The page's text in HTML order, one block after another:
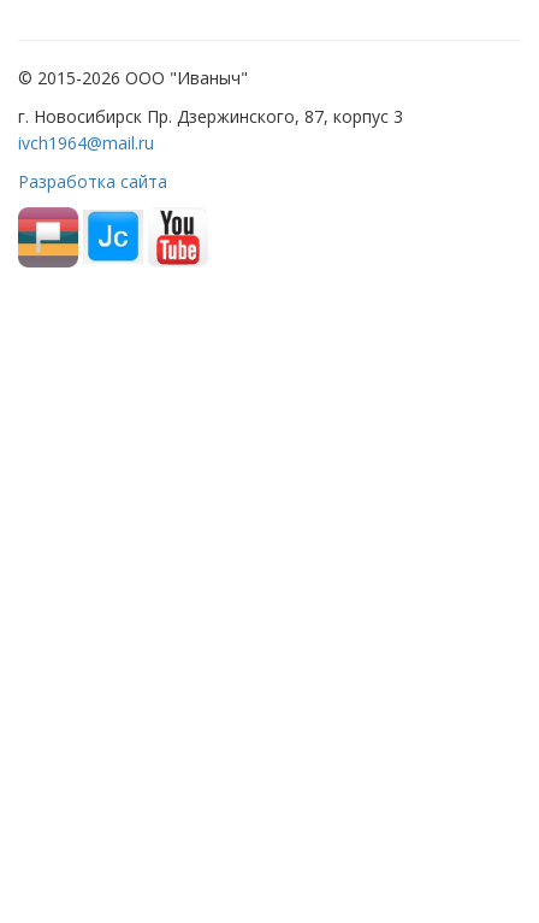
© 2015-2026 ООО "Иваныч"
г. Новосибирск Пр. Дзержинского, 87, корпус 3
ivch1964@mail.ru
Разработка сайта